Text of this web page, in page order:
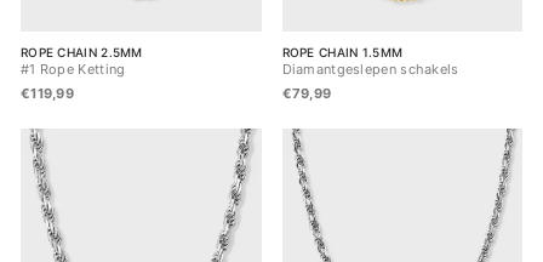
ROPE CHAIN 2.5MM
#1 Rope Ketting
€119,99
ROPE CHAIN 1.5MM
Diamantgeslepen schakels
€79,99